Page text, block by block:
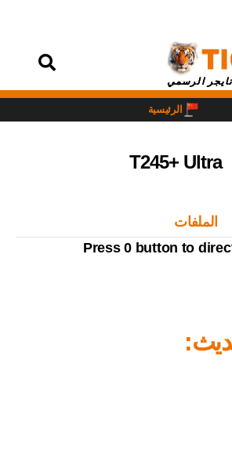
الرسمي
الرئيسية
T245+ Ultra
الملفات
Press 0 button to